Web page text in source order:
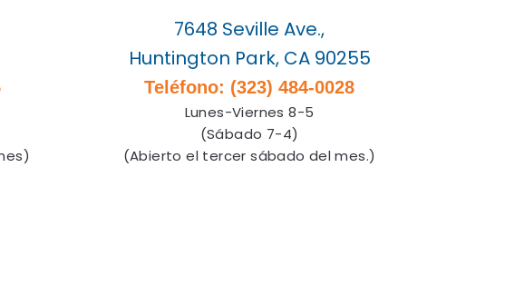
7648 Seville Ave.,
Huntington Park, CA 90255
Teléfono: (323) 484-0028
Lunes-Viernes 8-5
(Sábado 7-4)
(Abierto el tercer sábado del mes.)